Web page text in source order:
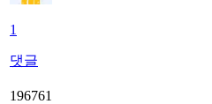
1
댓글
196761